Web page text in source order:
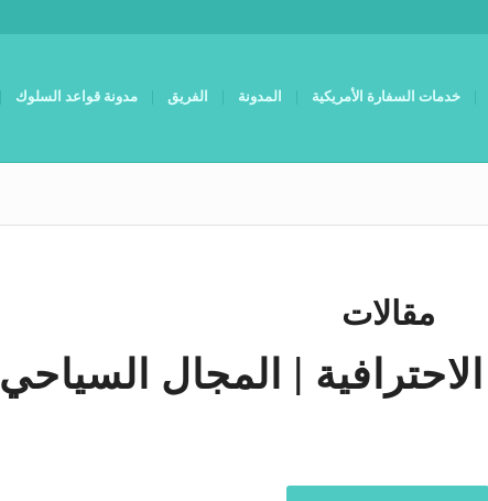
خدمات السفارة الأمريكية المدونة الفريق مدونة قواعد السلوك
مقالات
| المجال السياحي